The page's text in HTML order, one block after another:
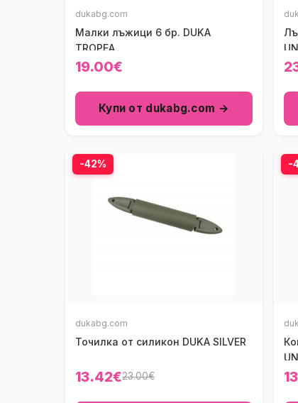
dukabg.com
Малки лъжици 6 бр. DUKA
TROPEA
19.00€
Купи от dukabg.com →
-42%
dukabg.com
Точилка от силикон DUKA SILVER
13.42€23.00€
-